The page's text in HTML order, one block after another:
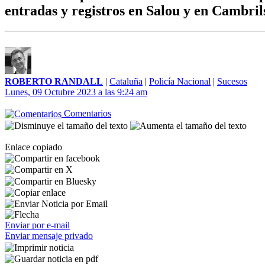
entradas y registros en Salou y en
ROBERTO RANDALL | Cataluña | Policía Nacional | Sucesos
Lunes, 09 Octubre 2023 a las 9:24 am
Comentarios
Enlace copiado
Enviar por e-mail
Enviar mensaje privado